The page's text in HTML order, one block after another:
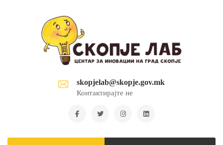
skopjelab@skopje.gov.mk
Контактирајте не